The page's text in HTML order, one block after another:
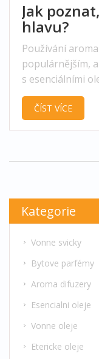
Jak
hlavu?
Používání
populárnějším,
s esenciálními
článek vám
naznačují
ČÍST VÍCE
Kategorie
Vonne svicky
Bytove parfémy
Aroma difuzery
Esencialni oleje
Vonne oleje
Etericke oleje